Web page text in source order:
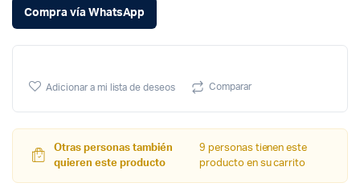
$
$
Compra vía WhatsApp
Adicionar a mi lista de deseos Comparar
Otras personas también
quieren este producto
9 personas tienen este
producto en su carrito